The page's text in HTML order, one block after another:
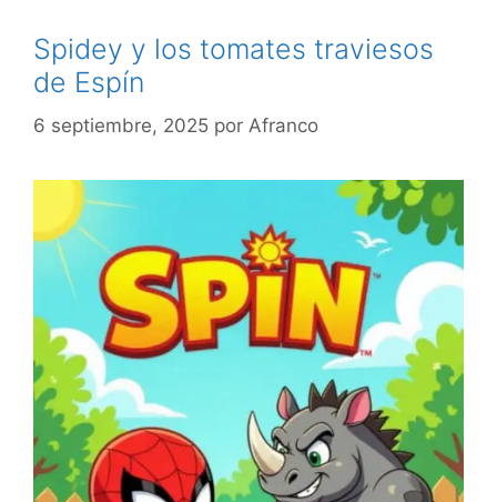
Spidey y los tomates traviesos
de Espín
6 septiembre, 2025 por Afranco